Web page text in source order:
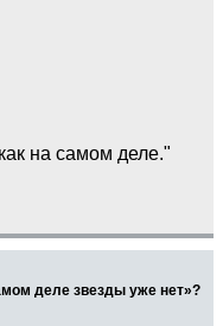
на самом деле."
деле звезды уже нет»?